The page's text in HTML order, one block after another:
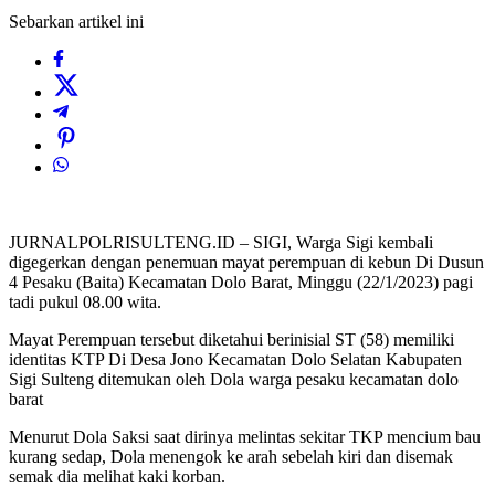
Sebarkan artikel ini
JURNALPOLRISULTENG.ID – SIGI, Warga Sigi kembali
digegerkan dengan penemuan mayat perempuan di kebun Di Dusun
4 Pesaku (Baita) Kecamatan Dolo Barat, Minggu (22/1/2023) pagi
tadi pukul 08.00 wita.
Mayat Perempuan tersebut diketahui berinisial ST (58) memiliki
identitas KTP Di Desa Jono Kecamatan Dolo Selatan Kabupaten
Sigi Sulteng ditemukan oleh Dola warga pesaku kecamatan dolo
barat
Menurut Dola Saksi saat dirinya melintas sekitar TKP mencium bau
kurang sedap, Dola menengok ke arah sebelah kiri dan disemak
semak dia melihat kaki korban.